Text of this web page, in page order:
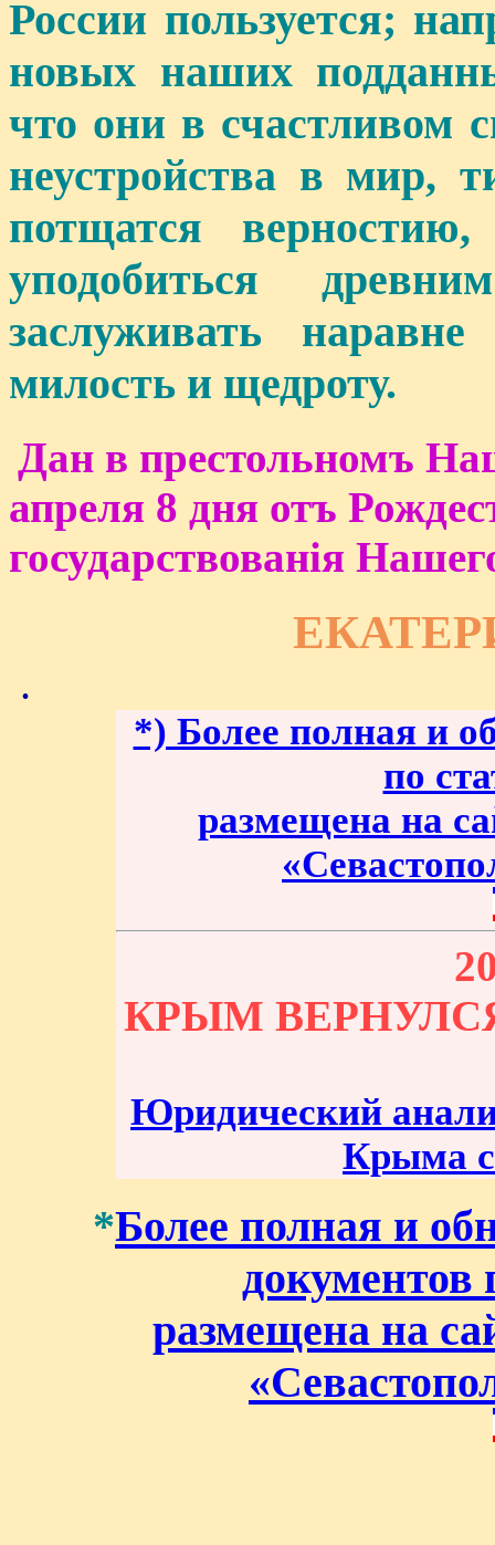
России пользуется;
новых наших
что они в счастливом
неустройства в мир,
потщатся
уподобиться
заслуживать
милость и щедроту.
Дан в престольномъ
апреля 8 дня отъ
государствованiя
.
*) Более полная и
по
размещена на
КРЫМ
Юридический
Крыма с
*Более полная и
документов
размещена на